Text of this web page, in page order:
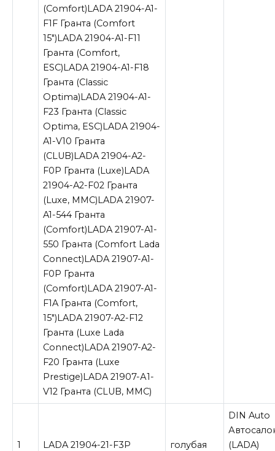
(Comfort)LADA 21904-A1-
F1F Гранта (Comfort
15″)LADA 21904-A1-F11
Гранта (Comfort,
ESC)LADA 21904-A1-F18
Гранта (Classic
Optima)LADA 21904-A1-
F23 Гранта (Classic
Optima, ESC)LADA 21904-
A1-V10 Гранта
(СLUB)LADA 21904-A2-
F0P Гранта (Luxe)LADA
21904-A2-F02 Гранта
(Luxe, ММС)LADA 21907-
A1-544 Гранта
(Comfort)LADA 21907-A1-
550 Гранта (Comfort Lada
Connect)LADA 21907-A1-
F0P Гранта
(Comfort)LADA 21907-A1-
F1A Гранта (Comfort,
15″)LADA 21907-A2-F12
Гранта (Luxe Lada
Connect)LADA 21907-A2-
F20 Гранта (Luxe
Prestige)LADA 21907-А1-
V12 Гранта (СLUB, ММC)
1 LADA 21904-21-F3P голубая
DIN Auto
(LADA)